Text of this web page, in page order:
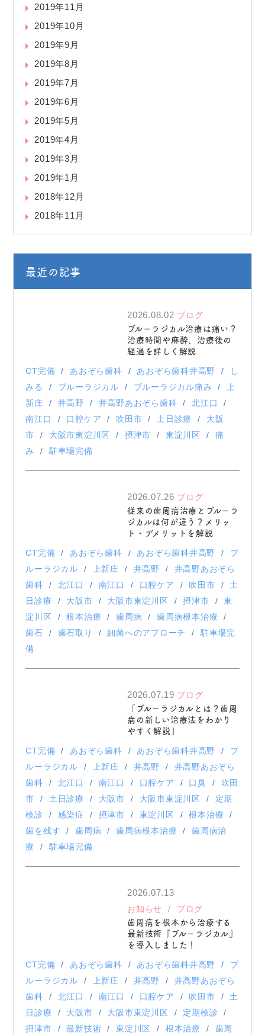
2019年11月
2019年10月
2019年9月
2019年8月
2019年7月
2019年6月
2019年5月
2019年4月
2019年3月
2019年1月
2018年12月
2018年11月
最近の記事
2026.08.02 ブログ
ブルーラジカル治療は痛い？
治療時間や麻酔、治療後の
経過を詳しく解説
CT完備 あおぞら歯科 あおぞら歯科井高野
し
みる
ブルーラジカル ブルーラジカル痛み
上
新庄
井高野 井高野あおぞら歯科
北江口
南江口
口腔ケア 吹田市 土日診療
大阪
市
大阪市東淀川区 摂津市 東淀川区
痛
み
駐車場完備
2026.07.26 ブログ
従来の歯周病治療とブルーラ
ジカルは何が違う？メリッ
ト・デメリットを解説
CT完備 あおぞら歯科 あおぞら歯科井高野
ブ
ルーラジカル
上新庄 井高野
井高野あおぞら
歯科
北江口 南江口 口腔ケア 吹田市
土
日診療
大阪市 大阪市東淀川区 摂津市
東
淀川区
根本治療 歯周病
歯周病根本治療
歯石
歯石取り 細菌へのアプローチ
駐車場完
備
2026.07.19 ブログ
「ブルーラジカルとは？歯周
病の新しい治療法をわかり
やすく解説」
CT完備 あおぞら歯科 あおぞら歯科井高野
ブ
ルーラジカル
上新庄 井高野
井高野あおぞら
歯科
北江口 南江口 口腔ケア 口臭
吹田
市
土日診療 大阪市 大阪市東淀川区
定期
検診
感染症 摂津市 東淀川区
根本治療
歯を残す
歯周病 歯周病根本治療
歯周病治
療
駐車場完備
2026.07.13
お知らせ ブログ
歯周病を根本から治療する
最新技術『ブルーラジカル』
を導入しました！
CT完備 あおぞら歯科 あおぞら歯科井高野
ブ
ルーラジカル
上新庄 井高野
井高野あおぞら
歯科
北江口 南江口 口腔ケア 吹田市
土
日診療
大阪市 大阪市東淀川区
定期検診
摂津市
最新技術 東淀川区 根本治療
歯周